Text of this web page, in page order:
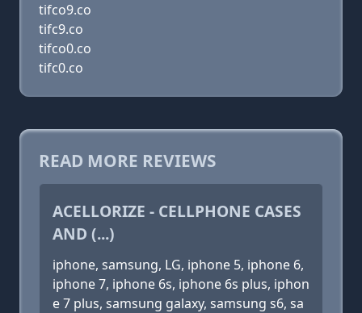
tifco9.co
tifc9.co
tifco0.co
tifc0.co
READ MORE REVIEWS
ACELLORIZE - CELLPHONE CASES
AND (...)
iphone, samsung, LG, iphone 5, iphone 6,
iphone 7, iphone 6s, iphone 6s plus, iphon
e 7 plus, samsung galaxy, samsung s6, sa